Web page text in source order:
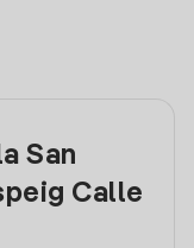
San
Calle